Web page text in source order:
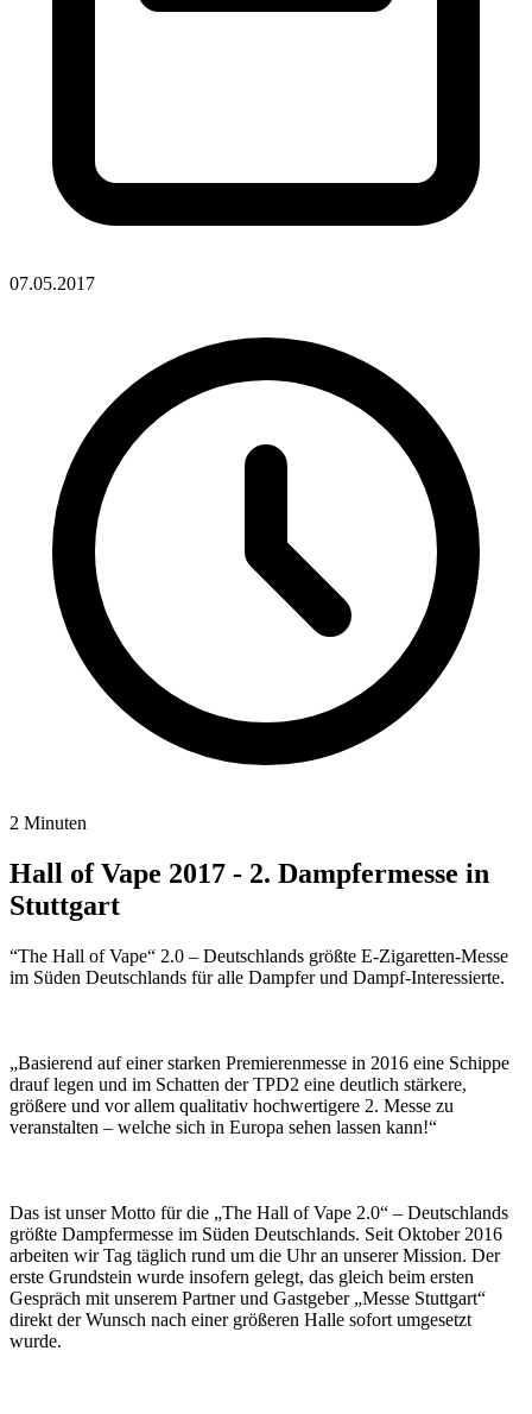
07.05.2017
2 Minuten
Hall of Vape 2017 - 2. Dampfermesse in
Stuttgart
“The Hall of Vape“ 2.0 – Deutschlands größte E-Zigaretten-Messe
im Süden Deutschlands für alle Dampfer und Dampf-Interessierte.
„Basierend auf einer starken Premierenmesse in 2016 eine Schippe
drauf legen und im Schatten der TPD2 eine deutlich stärkere,
größere und vor allem qualitativ hochwertigere 2. Messe zu
veranstalten – welche sich in Europa sehen lassen kann!“
Das ist unser Motto für die „The Hall of Vape 2.0“ – Deutschlands
größte Dampfermesse im Süden Deutschlands. Seit Oktober 2016
arbeiten wir Tag täglich rund um die Uhr an unserer Mission. Der
erste Grundstein wurde insofern gelegt, das gleich beim ersten
Gespräch mit unserem Partner und Gastgeber „Messe Stuttgart“
direkt der Wunsch nach einer größeren Halle sofort umgesetzt
wurde.